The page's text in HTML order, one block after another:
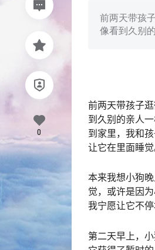
前两天带孩
像看到久别
前两天带孩子
到久别的亲人
到家里，我和
让它在里面睡觉
本来我想小狗
觉，或许是因
我宁愿让它不
第二天早上，
0